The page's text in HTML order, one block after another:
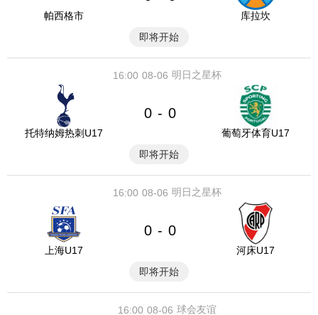
帕西格市
库拉坎
即将开始
08-06
16:00 明日之星杯
托特纳姆热刺U17
0 - 0
葡萄牙体育U17
即将开始
08-06
16:00 明日之星杯
上海U17
0 - 0
河床U17
即将开始
08-06
16:00 球会友谊